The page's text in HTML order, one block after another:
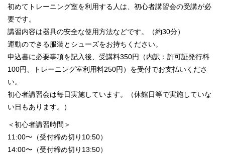
初めてトレーニング室を利用する人は、初心者講習会の受講が必
要です。
講習内容は器具の安全な使用方法などです。（約30分）
運動のできる服装とシューズをお持ちください。
申込書に必要事項を記入後、受講料350円（内訳：許可証発行料
100円、トレーニング室利用料250円）を受付でお支払いくださ
い。
初心者講習会は毎日実施しています。（休館日等で実施していな
い日もあります。）
＜初心者講習時間＞
11:00〜（受付締め切り10:50）
14:00〜（受付締め切り13:50）